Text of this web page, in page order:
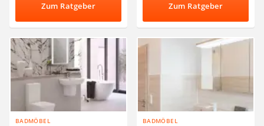
Zum Ratgeber Zum Ratgeber
BADMÖBEL BADMÖBEL